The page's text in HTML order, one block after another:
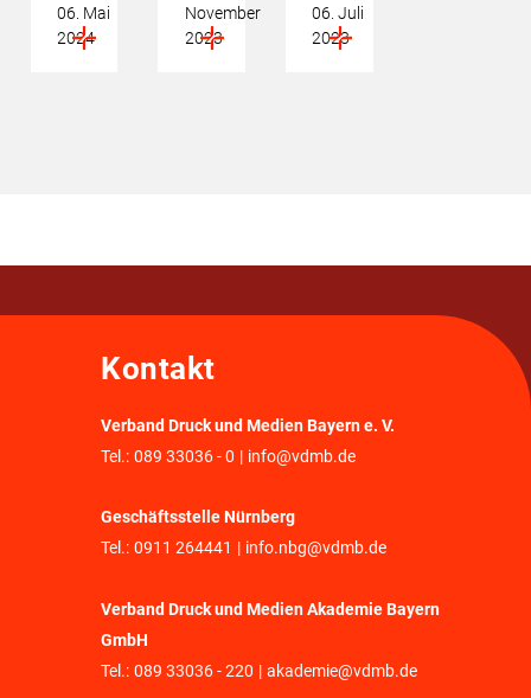
06. Mai
2024
November
2023
06. Juli
2023
Kontakt
Verband Druck und Medien Bayern e. V.
Tel.: 089 33036 - 0 | info@vdmb.de
Geschäftsstelle Nürnberg
Tel.: 0911 264441 | info.nbg@vdmb.de
Verband Druck und Medien Akademie Bayern
GmbH
Tel.: 089 33036 - 220 | akademie@vdmb.de